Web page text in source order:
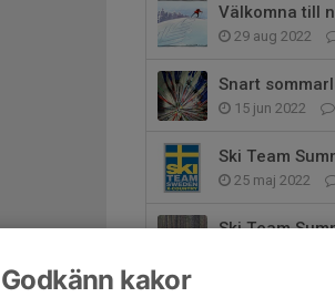
Välkomna till
29 aug 2022
Snart
15 jun 2022
Ski Team
25 maj 2022
Ski Team
Godkänn kakor